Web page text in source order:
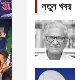
নতুন খবর